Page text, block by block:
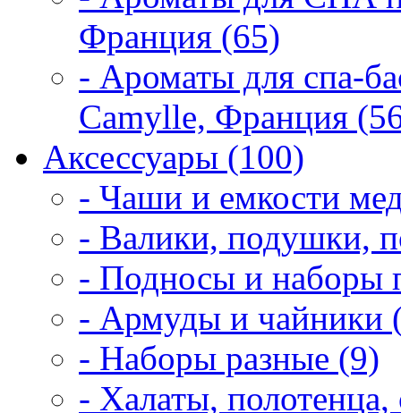
Франция (65)
- Ароматы для спа-
Camylle, Франция
Аксессуары (100)
- Чаши и емкости
- Валики, подушки,
- Подносы и наборы
- Армуды и чайники
- Наборы разные (9)
- Халаты, полотенца,